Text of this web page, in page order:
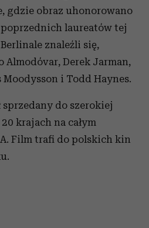
gdzie obraz uhonorowano
laureatów tej
znaleźli się,
Derek Jarman,
i Todd Haynes.
sprzedany do szerokiej
krajach na całym
Film trafi do polskich kin